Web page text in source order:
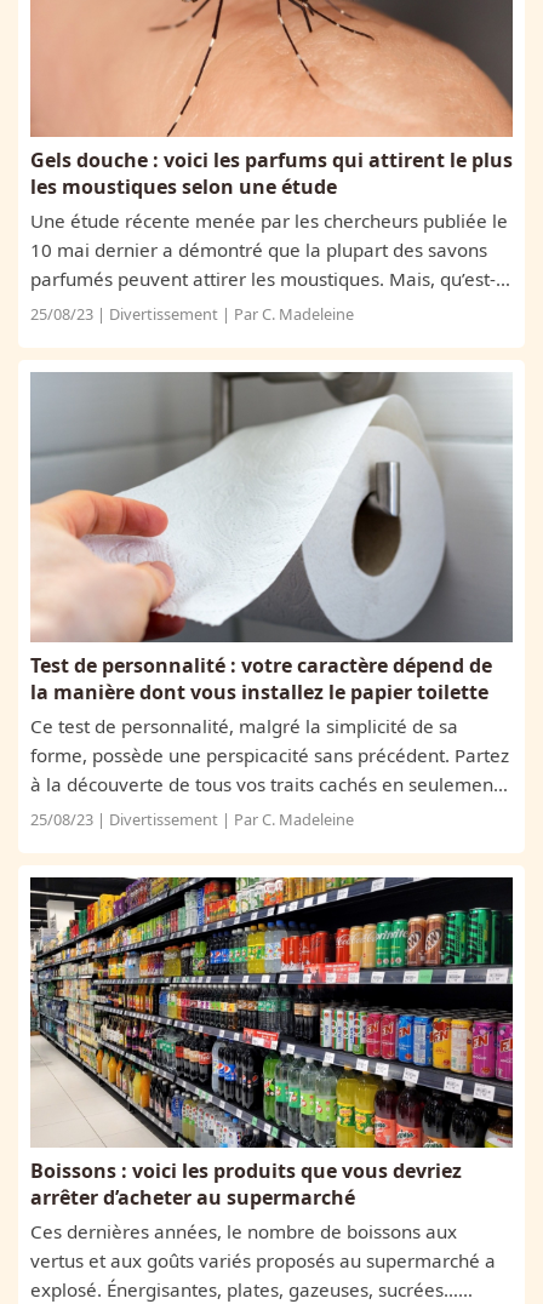
Gels douche : voici les parfums qui attirent le plus
les moustiques selon une étude
Une étude récente menée par les chercheurs publiée le
10 mai dernier a démontré que la plupart des savons
parfumés peuvent attirer les moustiques. Mais, qu’est-
ce qui affriole exactement ces bestioles ?
25/08/23 | Divertissement | Par C. Madeleine
Test de personnalité : votre caractère dépend de
la manière dont vous installez le papier toilette
Ce test de personnalité, malgré la simplicité de sa
forme, possède une perspicacité sans précédent. Partez
à la découverte de tous vos traits cachés en seulement
quelques instants !
25/08/23 | Divertissement | Par C. Madeleine
Boissons : voici les produits que vous devriez
arrêter d’acheter au supermarché
Ces dernières années, le nombre de boissons aux
vertus et aux goûts variés proposés au supermarché a
explosé. Énergisantes, plates, gazeuses, sucrées…